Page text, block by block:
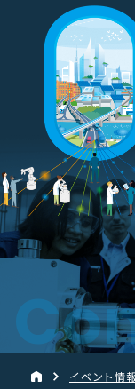
イベント情